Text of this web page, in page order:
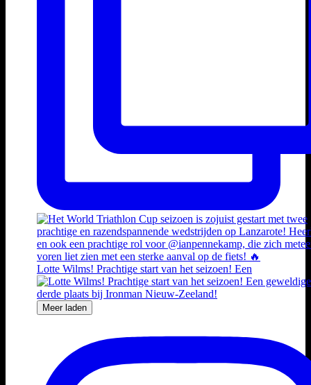
Lotte Wilms! Prachtige start van het seizoen! Een
Meer laden